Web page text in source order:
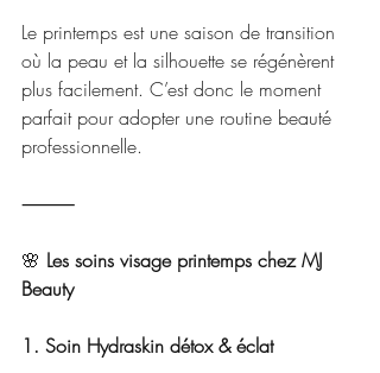
Le printemps est une saison de transition
où la peau et la silhouette se régénèrent
plus facilement. C’est donc le moment
parfait pour adopter une routine beauté
professionnelle.
⸻
🌸 Les soins visage printemps chez MJ
Beauty
1. Soin Hydraskin détox & éclat